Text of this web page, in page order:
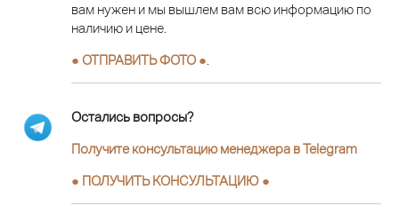
вам нужен и мы вышлем вам всю информацию по
наличию и цене.
● ОТПРАВИТЬ ФОТО ●
Остались вопросы?
Получите консультацию менеджера в Telegram
● ПОЛУЧИТЬ КОНСУЛЬТАЦИЮ ●